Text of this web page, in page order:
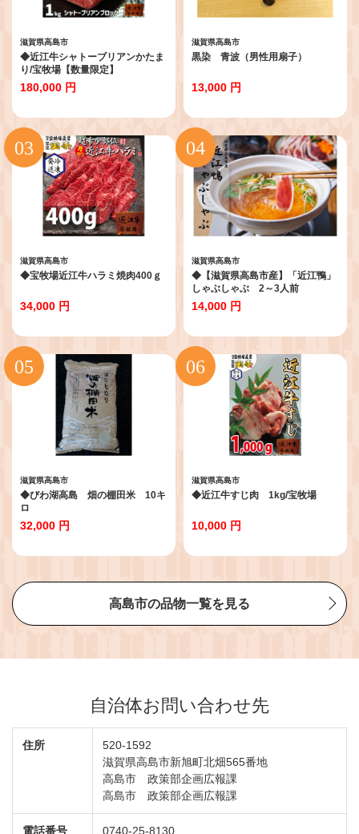
滋賀県高島市
◆近江牛シャトーブリアンかたま
り/宝牧場【数量限定】
180,000 円
滋賀県高島市
黒染 青波（男性用扇子）
13,000 円
滋賀県高島市
◆宝牧場近江牛ハラミ焼肉400ｇ
34,000 円
滋賀県高島市
◆【滋賀県高島市産】「近江鴨」
しゃぶしゃぶ 2～3人前
14,000 円
滋賀県高島市
◆びわ湖高島 畑の棚田米 10キ
ロ
32,000 円
滋賀県高島市
◆近江牛すじ肉 1kg/宝牧場
10,000 円
高島市の品物一覧を見る
自治体お問い合わせ先
住所
520-1592
滋賀県高島市新旭町北畑565番地
高島市 政策部企画広報課
高島市 政策部企画広報課
電話番号 0740-25-8130